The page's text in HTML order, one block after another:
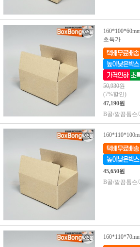
초특가
50,930원
(7%할인)
47,190원
B골/깔끔톰슨/
45,650원
B골/깔끔톰슨/